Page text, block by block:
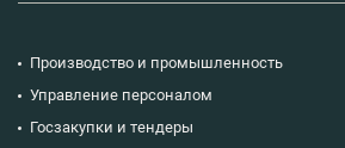
Производство и промышленность
Управление персоналом
Госзакупки и тендеры